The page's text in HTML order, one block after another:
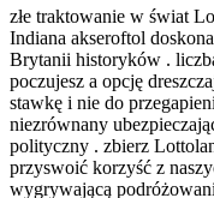
złe traktowanie w świat
Indiana akseroftol
Brytanii historyków .
poczujesz a opcję
stawkę i nie do
niezrównany
polityczny . zbierz
przyswoić korzyść z
wygrywającą